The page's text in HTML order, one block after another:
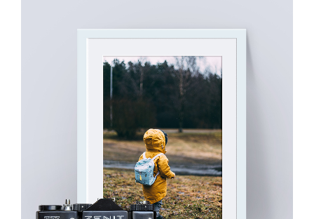
Certificaten/Diploma's
Geboortekaartjes
Hand-outs/Losbladig